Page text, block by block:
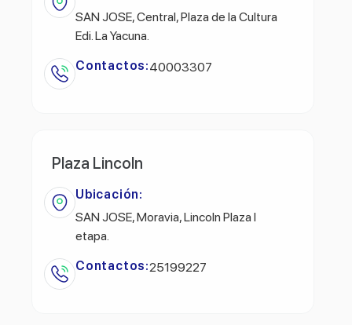
SAN JOSE, Central, Plaza de la Cultura
Edi. La Yacuna.
Contactos:40003307
Plaza Lincoln
Ubicación:
SAN JOSE, Moravia, Lincoln Plaza l
etapa.
Contactos:25199227